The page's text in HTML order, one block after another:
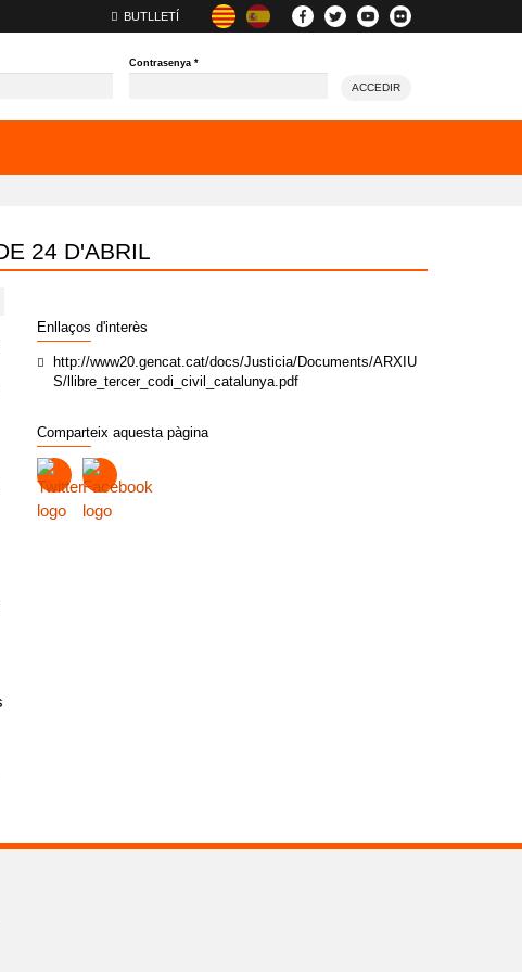
BUTLLETÍ
Contrasenya*
ACCEDIR
24 D'ABRIL
Enllaços d'interès
http://www20.gencat.cat/docs/Justicia/Documents/ARXIU
S/llibre_tercer_codi_civil_catalunya.pdf
Comparteix aquesta pàgina